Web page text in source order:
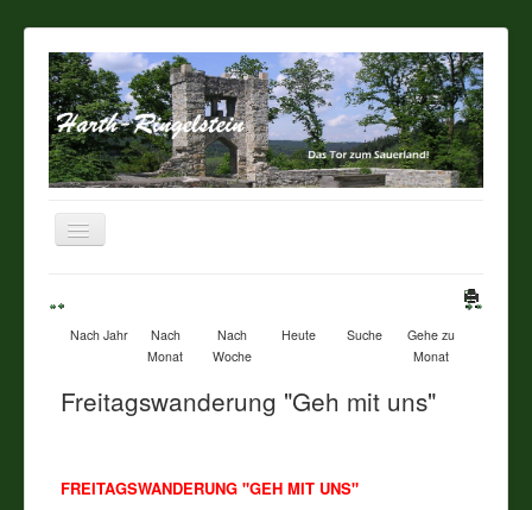
Navigation
Über unseren Ort
Sehenswertes
Nach Jahr
Nach
Monat
Nach
Woche
Heute Suche
Gehe zu
Monat
Freitagswanderung "Geh mit uns"
FREITAGSWANDERUNG "GEH MIT UNS"